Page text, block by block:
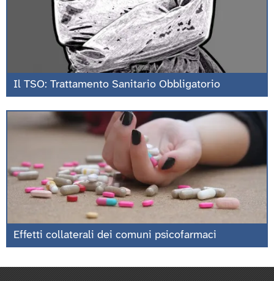
Il TSO: Trattamento Sanitario Obbligatorio
Effetti collaterali dei comuni psicofarmaci